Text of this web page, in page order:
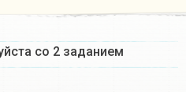
со 2 заданием